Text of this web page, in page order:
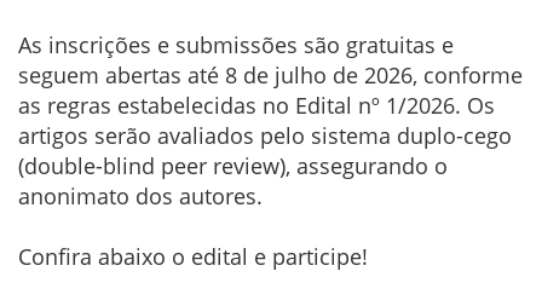
As inscrições e submissões são gratuitas e
seguem abertas até 8 de julho de 2026, conforme
as regras estabelecidas no Edital nº 1/2026. Os
artigos serão avaliados pelo sistema duplo-cego
(double-blind peer review), assegurando o
anonimato dos autores.
Confira abaixo o edital e participe!